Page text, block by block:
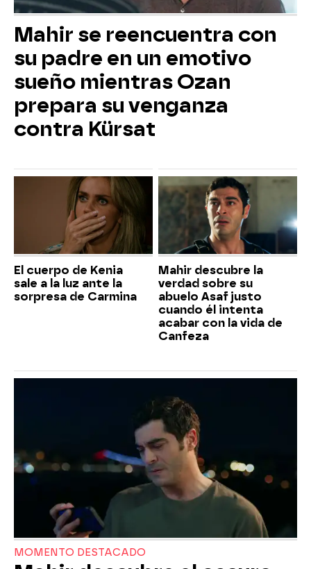
Mahir se reencuentra con
su padre en un emotivo
sueño mientras Ozan
prepara su venganza
contra Kürsat
El cuerpo de Kenia
sale a la luz ante la
sorpresa de Carmina
Mahir descubre la
verdad sobre su
abuelo Asaf justo
cuando él intenta
acabar con la vida de
Canfeza
MOMENTO DESTACADO